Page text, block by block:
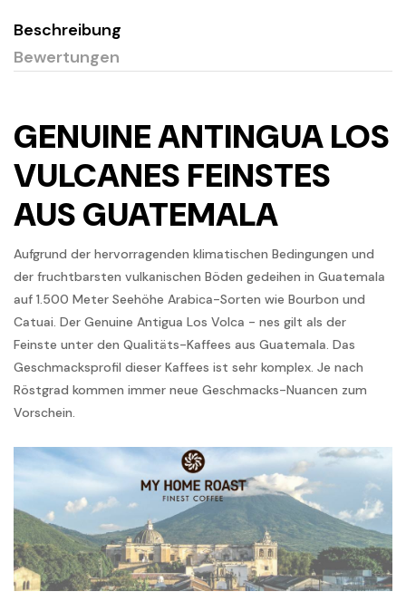
Beschreibung
Bewertungen
GENUINE ANTINGUA LOS
VULCANES FEINSTES
AUS GUATEMALA
Aufgrund der hervorragenden klimatischen Bedingungen und
der fruchtbarsten vulkanischen Böden gedeihen in Guatemala
auf 1.500 Meter Seehöhe Arabica-Sorten wie Bourbon und
Catuai. Der Genuine Antigua Los Volca - nes gilt als der
Feinste unter den Qualitäts-Kaffees aus Guatemala. Das
Geschmacksprofil dieser Kaffees ist sehr komplex. Je nach
Röstgrad kommen immer neue Geschmacks-Nuancen zum
Vorschein.